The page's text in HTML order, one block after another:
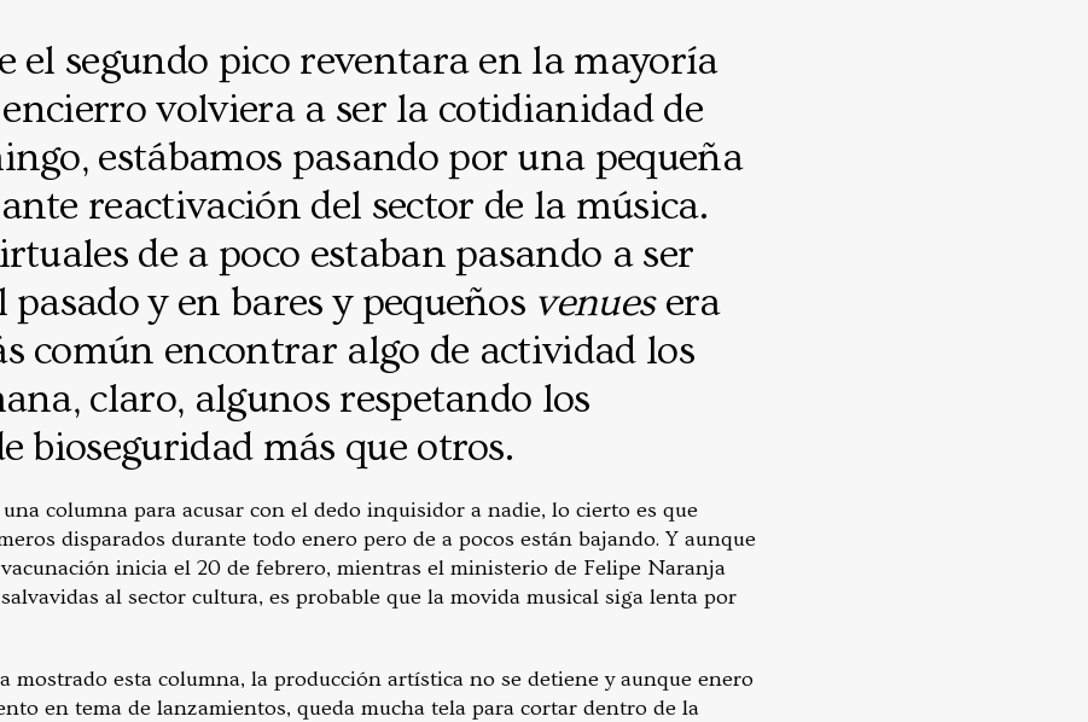
el segundo pico reventara en la mayoría
volviera a ser la cotidianidad de
estábamos pasando por una pequeña
reactivación del sector de la música.
de a poco estaban pasando a ser
pasado y en bares y pequeños venuesera
común encontrar algo de actividad los
claro, algunos respetando los
bioseguridad más que otros.
columna para acusar con el dedo inquisidor a nadie, lo cierto es que
disparados durante todo enero pero de a pocos están bajando. Y aunque
inicia el 20 de febrero, mientras el ministerio de Felipe Naranja
al sector cultura, es probable que la movida musical siga lenta por
mostrado esta columna, la producción artística no se detiene y aunque enero
en tema de lanzamientos, queda mucha tela para cortar dentro de la